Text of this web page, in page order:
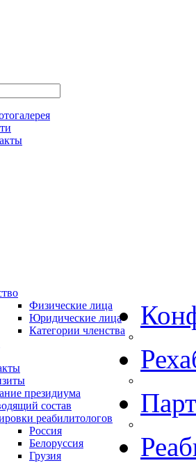
Физические лица
Юридические лица
Категории членства
президиума
состав
реабилитологов
Россия
Белоруссия
Грузия